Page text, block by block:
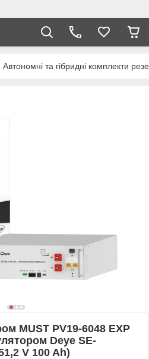
Автономні та гібридні комплекти
MUST PV19-6048 EXP
Deye SE-
V 100 Ah)